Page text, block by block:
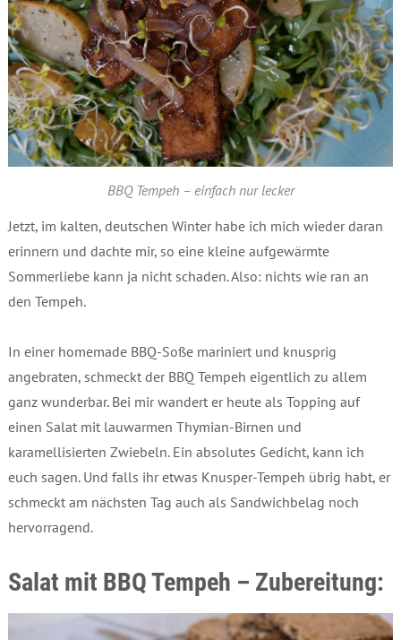
BBQ Tempeh – einfach nur lecker
Jetzt, im kalten, deutschen Winter habe ich mich wieder daran
erinnern und dachte mir, so eine kleine aufgewärmte
Sommerliebe kann ja nicht schaden. Also: nichts wie ran an
den Tempeh.
In einer homemade BBQ-Soße mariniert und knusprig
angebraten, schmeckt der BBQ Tempeh eigentlich zu allem
ganz wunderbar. Bei mir wandert er heute als Topping auf
einen Salat mit lauwarmen Thymian-Birnen und
karamellisierten Zwiebeln. Ein absolutes Gedicht, kann ich
euch sagen. Und falls ihr etwas Knusper-Tempeh übrig habt, er
schmeckt am nächsten Tag auch als Sandwichbelag noch
hervorragend.
Salat mit BBQ Tempeh – Zubereitung: